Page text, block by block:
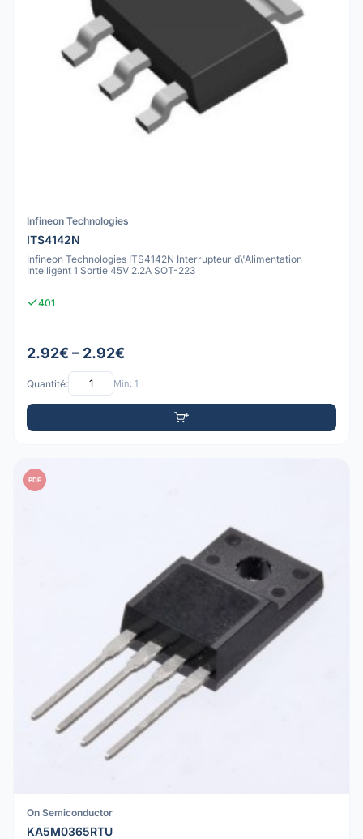
Infineon Technologies
ITS4142N
Infineon Technologies ITS4142N Interrupteur d\'Alimentation
Intelligent 1 Sortie 45V 2.2A SOT-223
401
2.92€ – 2.92€
Quantité: Min: 1
PDF
On Semiconductor
KA5M0365RTU